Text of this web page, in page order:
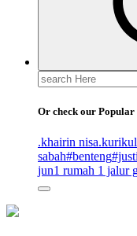
Search
for:
Or check our Popular
.khairin nisa
sabah#benteng
jun1 rumah 1 jalur